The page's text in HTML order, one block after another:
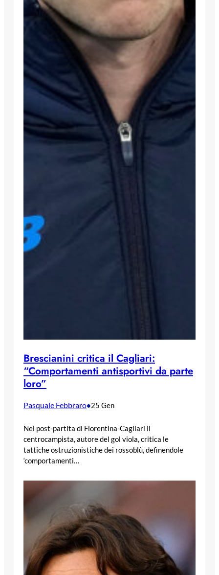
Brescianini critica il Cagliari:
“Comportamenti antisportivi da parte
loro”
Pasquale Febbraro•25 Gen
Nel post-partita di Fiorentina-Cagliari il
centrocampista, autore del gol viola, critica le
tattiche ostruzionistiche dei rossoblù, definendole
‘comportamenti…